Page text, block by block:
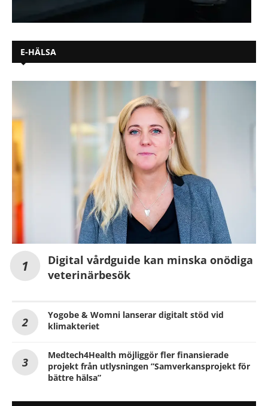
E-HÄLSA
Digital vårdguide kan minska onödiga
veterinärbesök
Yogobe & Womni lanserar digitalt stöd vid
klimakteriet
Medtech4Health möjliggör fler finansierade
projekt från utlysningen ”Samverkansprojekt för
bättre hälsa”